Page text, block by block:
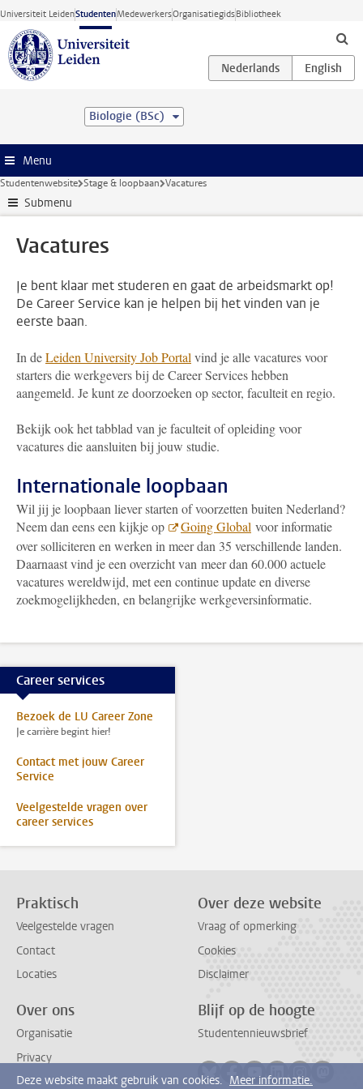
Ga direct naar de inhoud
Universiteit LeidenStudentenMedewerkersOrganisatiegidsBibliotheek
Biologie (BSc)
Menu
Studentenwebsite Stage & loopbaan Vacatures
Submenu
Vacatures
Je bent klaar met studeren en gaat de arbeidsmarkt op!
De Career Service kan je helpen bij het vinden van je
eerste baan.
In deLeiden University Job Portal vind je alle vacatures voor
starters die werkgevers bij de Career Services hebben
aangemeld. Je kunt ze doorzoeken op sector, faculteit en regio.
Bekijk ook het tabblad van je faculteit of opleiding voor
vacatures die aansluiten bij jouw studie.
Internationale loopbaan
Wil jij je loopbaan liever starten of voorzetten buiten Nederland?
Neem dan eens een kijkje op
Going Global voor informatie
over solliciteren en werken in meer dan 35 verschillende landen.
Daarnaast vind je een overzicht van meer dan 60.000 actuele
vacatures wereldwijd, met een continue update en diverse
zoekmogelijkheden, en belangrijke werkgeversinformatie.
Career services
Bezoek de LU Career Zone
Je carrière begint hier!
Contact met jouw Career
Service
Veelgestelde vragen over
career services
Praktisch
Veelgestelde vragen
Contact
Locaties
Over deze website
Vraag of opmerking
Cookies
Disclaimer
Over ons
Organisatie
Privacy
Blijf op de hoogte
Studentennieuwsbrief
Deze website maakt gebruik van cookies. Meer informatie.